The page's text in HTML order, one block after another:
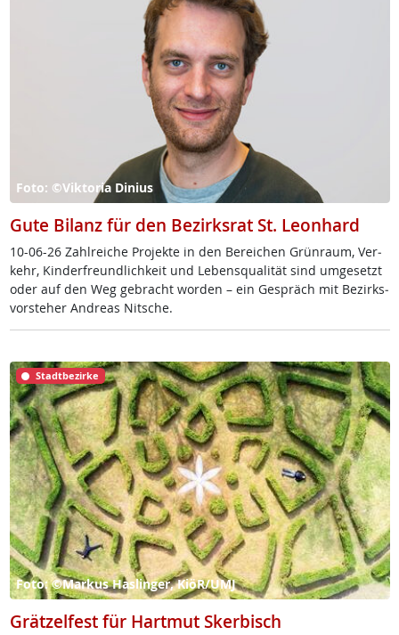
Foto: ©Viktoria Dinius
Gute Bilanz für den Bezirksrat St. Leonhard
10-06-26 Zahl­rei­che Pro­jek­te in den Be­rei­chen Grün­raum, Ver­
kehr, Kin­der­f­reund­lich­keit und Le­bens­qua­li­tät sind um­ge­setzt
oder auf den Weg ge­bracht wor­den – ein Ge­spräch mit Be­zirks­
vor­ste­her And­reas Nit­sche.
Stadtbezirke
Foto: ©Markus Haslinger, KiöR/UMJ
Grätzelfest für Hartmut Skerbisch